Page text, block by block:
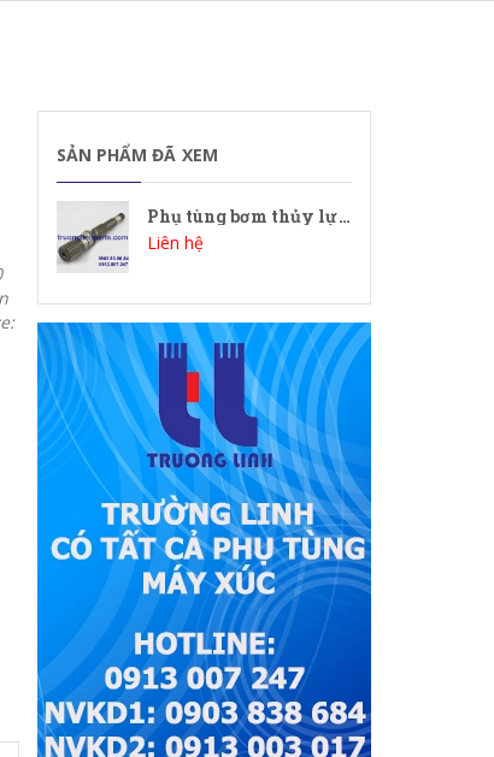
SẢN PHẨM ĐÃ XEM
Phụ tùng bơm thủy lực - Trục bơm HPV140
Liên hệ